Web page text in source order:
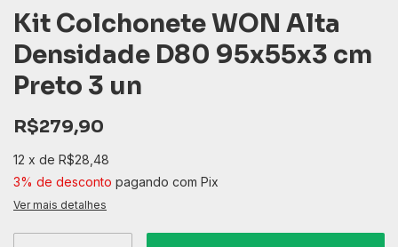
Kit Colchonete WON Alta
Densidade D80 95x55x3 cm
Preto 3 un
R$279,90
12 x de R$28,48
3% de desconto pagando com Pix
Ver mais detalhes